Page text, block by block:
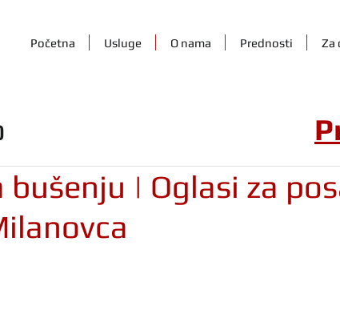
Početna Usluge O nama Prednosti Za
bušenju | Oglasi za